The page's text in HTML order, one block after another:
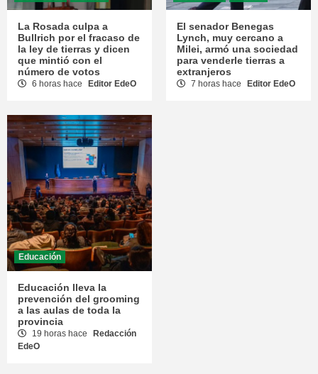
La Rosada culpa a
Bullrich por el fracaso de
la ley de tierras y dicen
que mintió con el
número de votos
6 horas hace Editor EdeO
El senador Benegas
Lynch, muy cercano a
Milei, armó una sociedad
para venderle tierras a
extranjeros
7 horas hace Editor EdeO
Educación
Educación lleva la
prevención del grooming
a las aulas de toda la
provincia
19 horas hace
Redacción
EdeO